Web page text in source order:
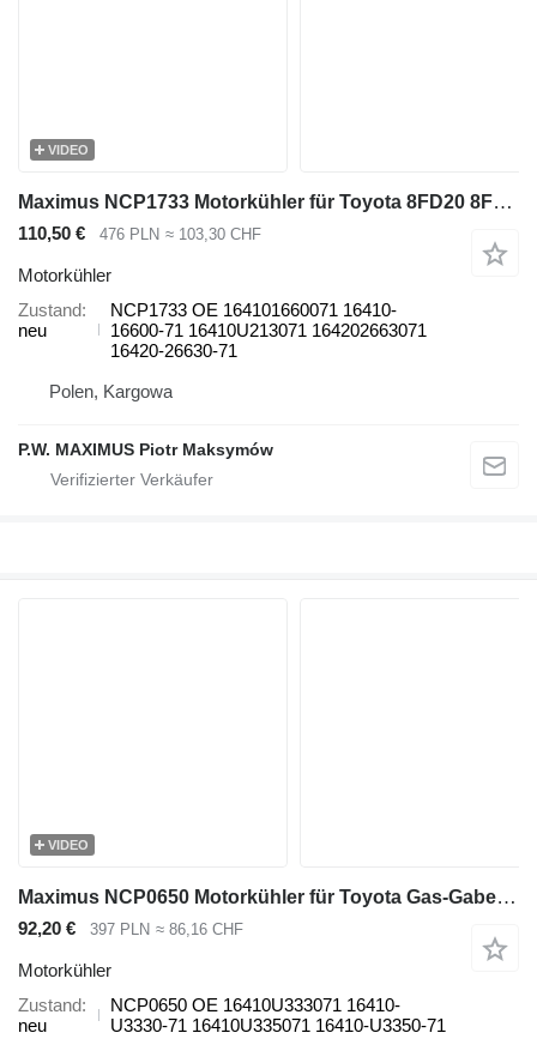
VIDEO
Maximus NCP1733 Motorkühler für Toyota 8FD20 8FD25 8FDN20 8FDN25 Gas-Gabelstapler
110,50 € 476 PLN ≈ 103,30 CHF
Motorkühler
Zustand
neu
NCP1733 OE 164101660071 16410-
16600-71 16410U213071 164202663071
16420-26630-71
Polen, Kargowa
P.W. MAXIMUS Piotr Maksymów
VIDEO
Maximus NCP0650 Motorkühler für Toyota Gas-Gabelstapler
92,20 € 397 PLN ≈ 86,16 CHF
Motorkühler
Zustand
neu
NCP0650 OE 16410U333071 16410-
U3330-71 16410U335071 16410-U3350-71